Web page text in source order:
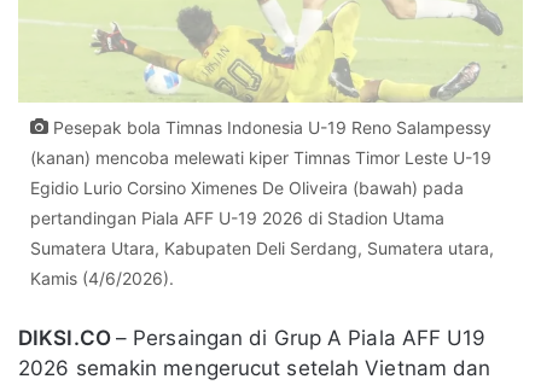
Pesepak bola Timnas Indonesia U-19 Reno Salampessy
(kanan) mencoba melewati kiper Timnas Timor Leste U-19
Egidio Lurio Corsino Ximenes De Oliveira (bawah) pada
pertandingan Piala AFF U-19 2026 di Stadion Utama
Sumatera Utara, Kabupaten Deli Serdang, Sumatera utara,
Kamis (4/6/2026).
DIKSI.CO – Persaingan di Grup A Piala AFF U19
2026 semakin mengerucut setelah Vietnam dan